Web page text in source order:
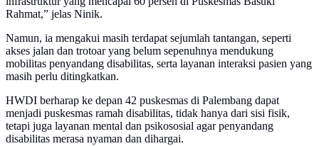
Rahmat,” jelas Ninik.
Namun, ia mengakui masih terdapat sejumlah tantangan, seperti
akses jalan dan trotoar yang belum sepenuhnya mendukung
mobilitas penyandang disabilitas, serta layanan interaksi pasien yang
masih perlu ditingkatkan.
HWDI berharap ke depan 42 puskesmas di Palembang dapat
menjadi puskesmas ramah disabilitas, tidak hanya dari sisi fisik,
tetapi juga layanan mental dan psikososial agar penyandang
disabilitas merasa nyaman dan dihargai.